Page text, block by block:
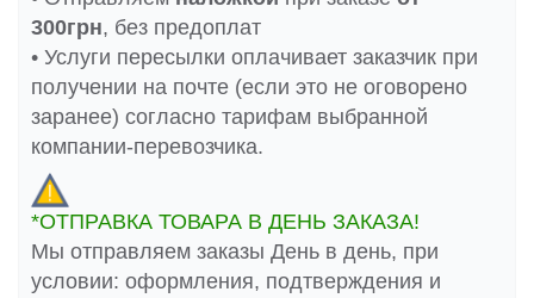
300грн, без предоплат
• Услуги пересылки оплачивает заказчик при
получении на почте (если это не оговорено
заранее) согласно тарифам выбранной
компании-перевозчика.
*ОТПРАВКА ТОВАРА В ДЕНЬ ЗАКАЗА!
Мы отправляем заказы День в день, при
условии: оформления, подтверждения и